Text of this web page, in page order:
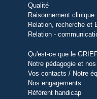
Qualité
Raisonnement clinique
Relation, recherche et
Relation -
Qu'est-ce que le
Notre pédagogie et
Vos contacts / Notre
Nos engagements
Référent handicap